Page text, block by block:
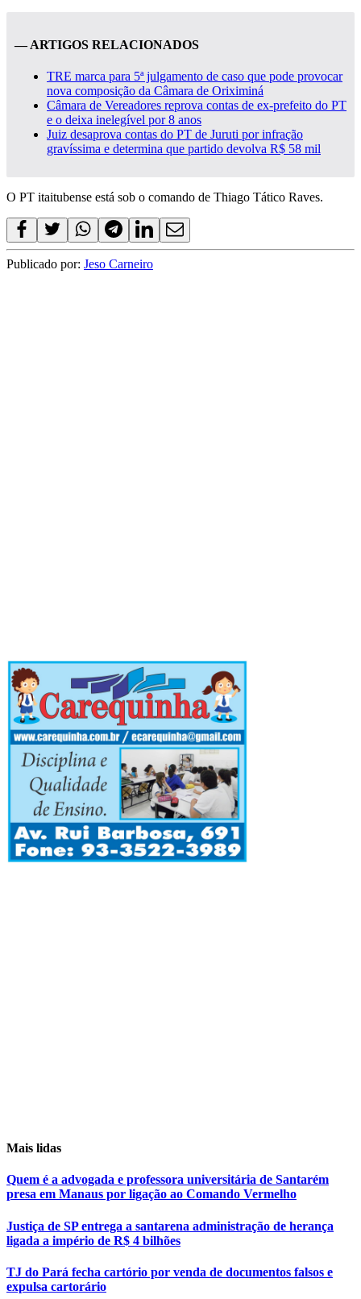
— ARTIGOS RELACIONADOS
TRE marca para 5ª julgamento de caso que pode provocar
nova composição da Câmara de Oriximiná
Câmara de Vereadores reprova contas de ex-prefeito do PT
e o deixa inelegível por 8 anos
Juiz desaprova contas do PT de Juruti por infração
gravíssima e determina que partido devolva R$ 58 mil
O PT itaitubense está sob o comando de Thiago Tático Raves.
Publicado por: Jeso Carneiro
Mais lidas
Quem é a advogada e professora universitária de Santarém
presa em Manaus por ligação ao Comando Vermelho
Justiça de SP entrega a santarena administração de herança
ligada a império de R$ 4 bilhões
TJ do Pará fecha cartório por venda de documentos falsos e
expulsa cartorário